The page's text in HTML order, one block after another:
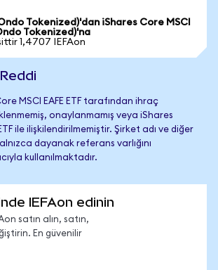
Tokenized)'dan iShares Core MSCI
Tokenized)'na
1,4707 IEFAon
MSCI EAFE ETF tarafından ihraç
onaylanmamış veya iShares
ile ilişkilendirilmemiştir. Şirket adı ve diğer
dayanak referans varlığını
kullanılmaktadır.
IEFAon edinin
satın alın, satın,
En güvenilir